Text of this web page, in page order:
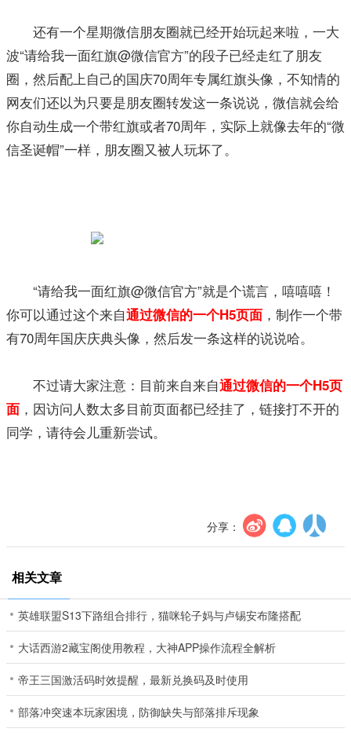
还有一个星期微信朋友圈就已经开始玩起来啦，一大
波“请给我一面红旗@微信官方”的段子已经走红了朋友
圈，然后配上自己的国庆70周年专属红旗头像，不知情的
网友们还以为只要是朋友圈转发这一条说说，微信就会给
你自动生成一个带红旗或者70周年，实际上就像去年的“微
信圣诞帽”一样，朋友圈又被人玩坏了。
“请给我一面红旗@微信官方”就是个谎言，嘻嘻嘻！
你可以通过这个来自通过微信的一个H5页面 ，制作一个带
有70周年国庆庆典头像，然后发一条这样的说说哈。
不过请大家注意：目前来自来自通过微信的一个H5页
面 ，因访问人数太多目前页面都已经挂了，链接打不开的
同学，请待会儿重新尝试。
分享：
相关文章
英雄联盟S13下路组合排行，猫咪轮子妈与卢锡安布隆搭配
大话西游2藏宝阁使用教程，大神APP操作流程全解析
帝王三国激活码时效提醒，最新兑换码及时使用
部落冲突速本玩家困境，防御缺失与部落排斥现象